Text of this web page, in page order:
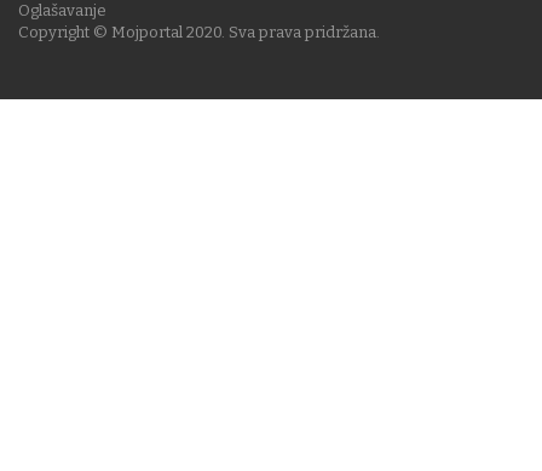
Copyright © Mojportal 2020. Sva prava pridržana.
Oglašavanje